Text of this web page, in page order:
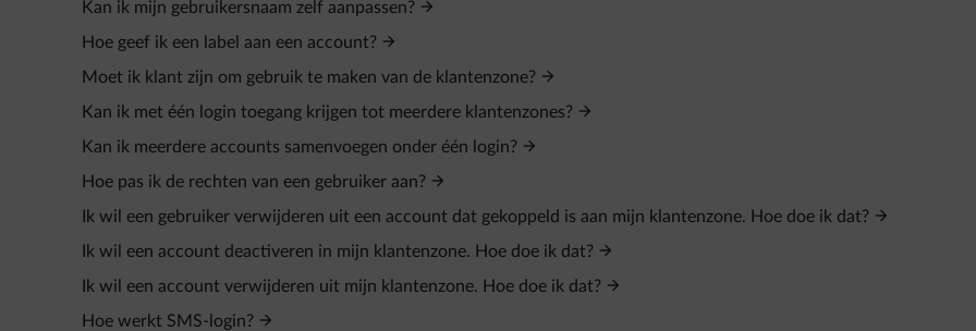
Kan ik mijn gebruikersnaam zelf aanpassen?
Hoe geef ik een label aan een account?
Moet ik klant zijn om gebruik te maken van de klantenzone?
Kan ik met één login toegang krijgen tot meerdere klantenzones?
Kan ik meerdere accounts samenvoegen onder één login?
Hoe pas ik de rechten van een gebruiker aan?
Ik wil een gebruiker verwijderen uit een account dat gekoppeld is aan mijn klantenzone. Hoe doe ik dat?
Ik wil een account deactiveren in mijn klantenzone. Hoe doe ik dat?
Ik wil een account verwijderen uit mijn klantenzone. Hoe doe ik dat?
Hoe werkt SMS-login?